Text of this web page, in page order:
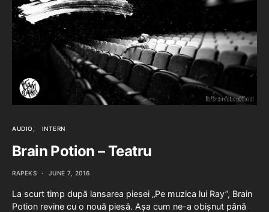
AUDIO INTERN
Brain Potion – Teatru
RAPEKS JUNE 7, 2016
La scurt timp după lansarea piesei „Pe muzica lui Ray”, Brain
Potion revine cu o nouă piesă. Așa cum ne-a obișnut până